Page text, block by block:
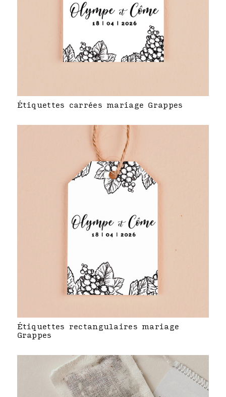
Étiquettes carrées mariage Grappes
Étiquettes rectangulaires mariage
Grappes